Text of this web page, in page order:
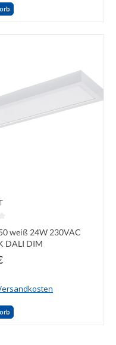
5 Sternen
weiß 24W 230VAC
DALI DIM
Preis: